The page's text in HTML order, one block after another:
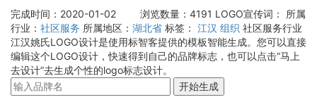
完成时间：2020-01-02
浏览数量：4191 LOGO宣传词：
所属
行业： 社区服务 所属地区： 湖北省 标签： 江汉 组织 社区服务行业
江汉姚氏LOGO设计是使用标智客提供的模板智能生成。您可以直接
编辑这个LOGO设计，快速得到自己的品牌标志，也可以点击“马上
去设计”去生成个性的logo标志设计。
开始生成